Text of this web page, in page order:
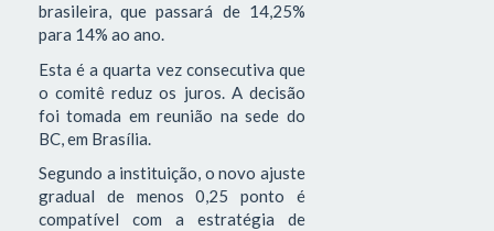
brasileira, que passará de 14,25%
para 14% ao ano.
Esta é a quarta vez consecutiva que
o comitê reduz os juros. A decisão
foi tomada em reunião na sede do
BC, em Brasília.
Segundo a instituição, o novo ajuste
gradual de menos 0,25 ponto é
compatível com a estratégia de